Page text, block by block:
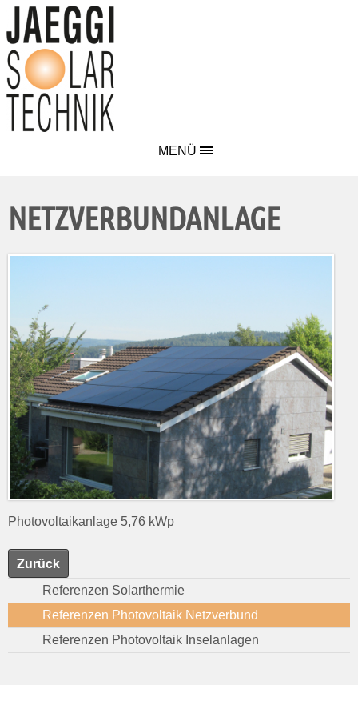
MENÜ
NETZVERBUNDANLAGE
Photovoltaikanlage 5,76 kWp
Zurück
Referenzen Solarthermie
Referenzen Photovoltaik Netzverbund
Referenzen Photovoltaik Inselanlagen